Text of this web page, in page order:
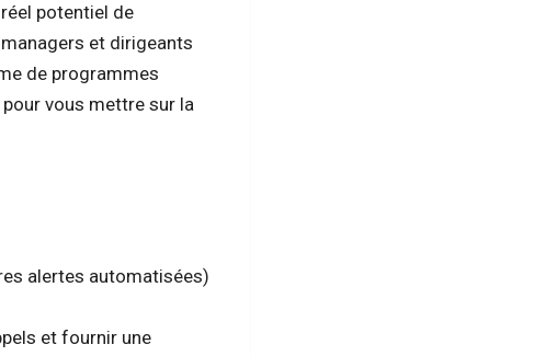
potentiel de
et dirigeants
de programmes
pour vous mettre sur la
alertes automatisées)
et fournir une